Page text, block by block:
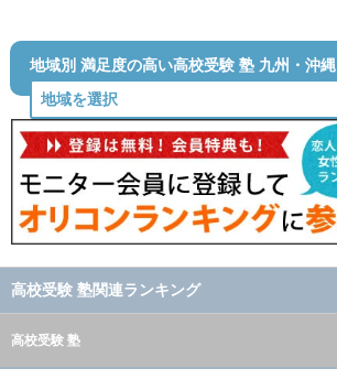
地域別 満足度の高い高校受験 塾 九州・沖縄
高校受験 塾関連ランキング
高校受験 塾